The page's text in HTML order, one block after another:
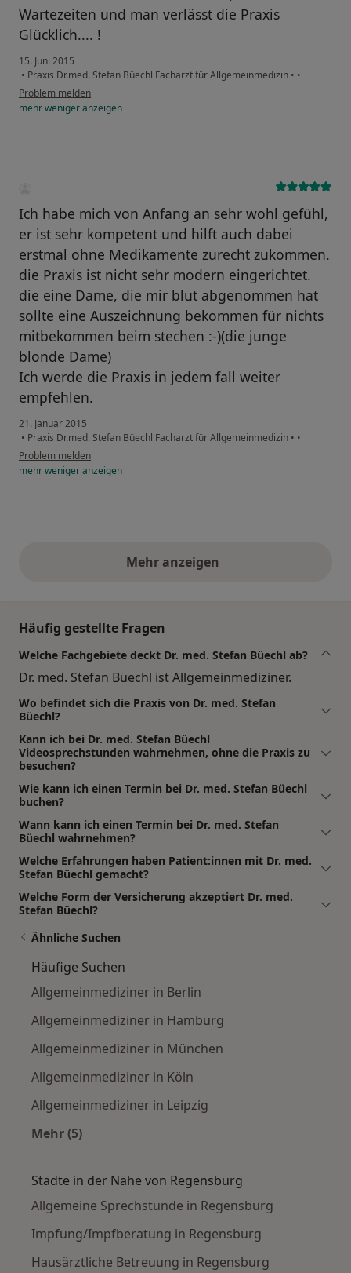
Wartezeiten und man verlässt die Praxis
Glücklich.... !
15. Juni 2015
• Praxis Dr.med. Stefan Büechl Facharzt für Allgemeinmedizin • •
Problem melden
mehrwenigeranzeigen
Ich habe mich von Anfang an sehr wohl gefühl,
er ist sehr kompetent und hilft auch dabei
erstmal ohne Medikamente zurecht zukommen.
die Praxis ist nicht sehr modern eingerichtet.
die eine Dame, die mir blut abgenommen hat
sollte eine Auszeichnung bekommen für nichts
mitbekommen beim stechen :-)(die junge
blonde Dame)
Ich werde die Praxis in jedem fall weiter
empfehlen.
21. Januar 2015
• Praxis Dr.med. Stefan Büechl Facharzt für Allgemeinmedizin • •
Problem melden
mehrwenigeranzeigen
Mehr anzeigenobige Stellungnahmen
Häufig gestellte Fragen
Welche Fachgebiete deckt Dr. med. Stefan Büechl ab?
Dr. med. Stefan Büechl ist Allgemeinmediziner.
Wo befindet sich die Praxis von Dr. med. Stefan
Büechl?
Kann ich bei Dr. med. Stefan Büechl
Videosprechstunden wahrnehmen, ohne die Praxis zu
besuchen?
Wie kann ich einen Termin bei Dr. med. Stefan Büechl
buchen?
Wann kann ich einen Termin bei Dr. med. Stefan
Büechl wahrnehmen?
Welche Erfahrungen haben Patient:innen mit Dr. med.
Stefan Büechl gemacht?
Welche Form der Versicherung akzeptiert Dr. med.
Stefan Büechl?
Ähnliche Suchen
Häufige Suchen
Allgemeinmediziner in Berlin
Allgemeinmediziner in Hamburg
Allgemeinmediziner in München
Allgemeinmediziner in Köln
Allgemeinmediziner in Leipzig
Mehr (5)
Städte in der Nähe von Regensburg
Allgemeine Sprechstunde in Regensburg
Impfung/Impfberatung in Regensburg
Hausärztliche Betreuung in Regensburg